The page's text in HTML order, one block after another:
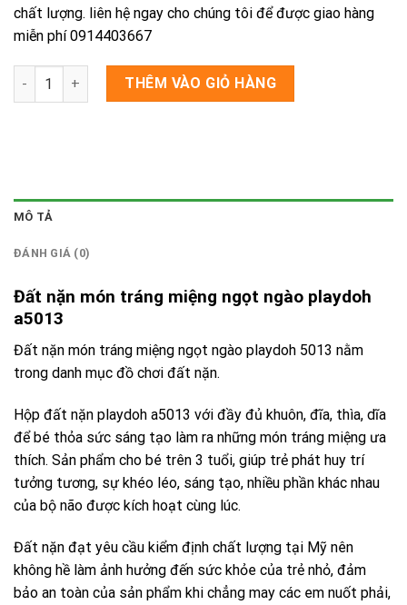
chất lượng. liên hệ ngay cho chúng tôi để được giao hàng
miễn phí 0914403667
Đất nặn món tráng miệng ngọt ngào playdoh A5013 số lượng
THÊM VÀO GIỎ HÀNG
MÔ TẢ
ĐÁNH GIÁ (0)
Đất nặn món tráng miệng ngọt ngào playdoh
a5013
Đất nặn món tráng miệng ngọt ngào playdoh 5013 nằm
trong danh mục đồ chơi đất nặn.
Hộp đất nặn playdoh a5013 với đầy đủ khuôn, đĩa, thìa, dĩa
để bé thỏa sức sáng tạo làm ra những món tráng miệng ưa
thích. Sản phẩm cho bé trên 3 tuổi, giúp trẻ phát huy trí
tưởng tương, sự khéo léo, sáng tạo, nhiều phần khác nhau
của bộ não được kích hoạt cùng lúc.
Đất nặn đạt yêu cầu kiểm định chất lượng tại Mỹ nên
không hề làm ảnh hưởng đến sức khỏe của trẻ nhỏ, đảm
bảo an toàn của sản phẩm khi chẳng may các em nuốt phải,